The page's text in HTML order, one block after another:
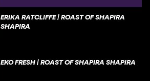
ERIKA RATCLIFFE | ROAST OF SHAPIRA
SHAPIRA
EKO FRESH | ROAST OF SHAPIRA SHAPIRA